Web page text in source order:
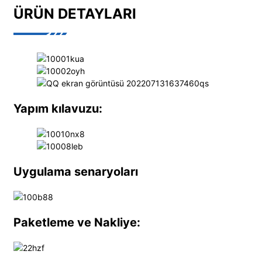
ÜRÜN DETAYLARI
Yapım kılavuzu:
Uygulama senaryoları
Paketleme ve Nakliye: